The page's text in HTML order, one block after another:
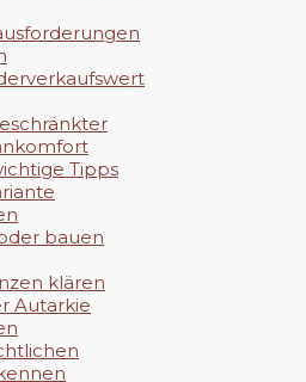
Tipps
bauen
klären
Autarkie